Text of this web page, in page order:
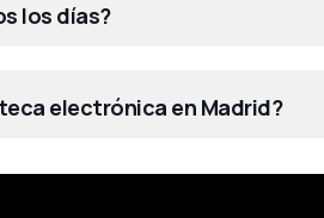
los días?
electrónica en Madrid?